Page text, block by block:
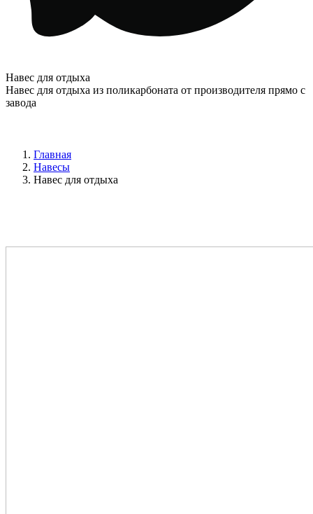
Навес для отдыха
Навес для отдыха из поликарбоната от производителя прямо с
завода
Главная
Навесы
Навес для отдыха